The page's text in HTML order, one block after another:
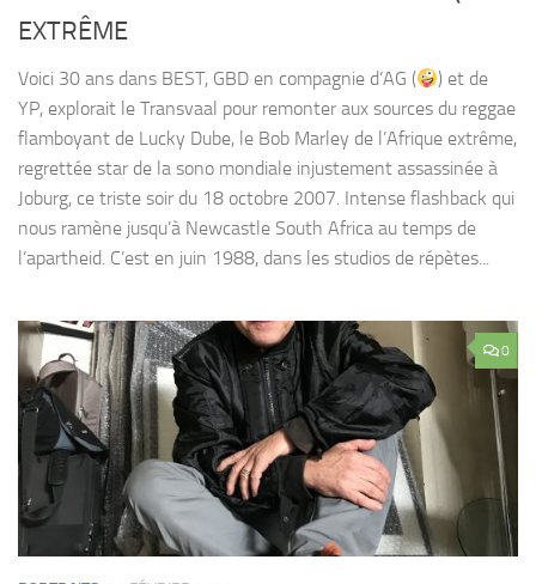
EXTRÊME
Voici 30 ans dans BEST, GBD en compagnie d’AG (
) et de
YP, explorait le Transvaal pour remonter aux sources du reggae
flamboyant de Lucky Dube, le Bob Marley de l’Afrique extrême,
regrettée star de la sono mondiale injustement assassinée à
Joburg, ce triste soir du 18 octobre 2007. Intense flashback qui
nous ramène jusqu’à Newcastle South Africa au temps de
l’apartheid. C’est en juin 1988, dans les studios de répètes...
0